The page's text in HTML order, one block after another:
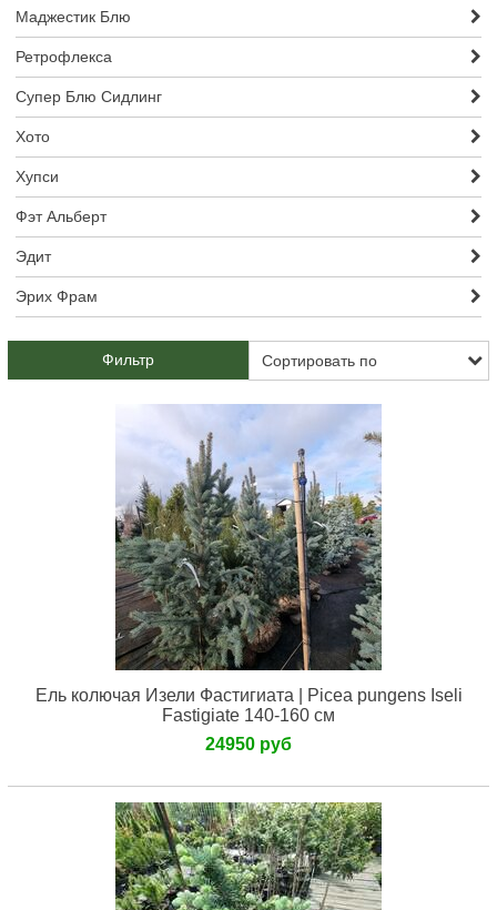
Маджестик Блю
Ретрофлекса
Супер Блю Сидлинг
Хото
Хупси
Фэт Альберт
Эдит
Эрих Фрам
Фильтр
Ель колючая Изели Фастигиата | Picea pungens Iseli
Fastigiate 140-160 см
24950 руб